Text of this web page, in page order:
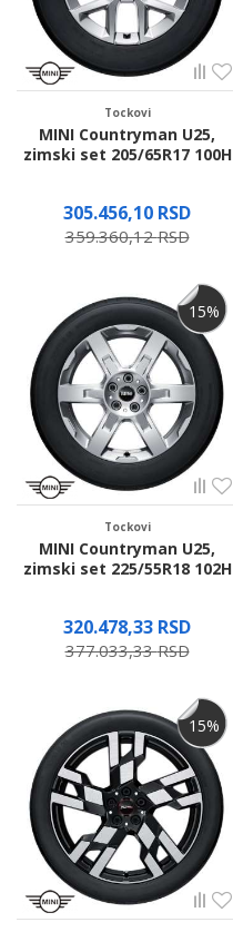
Tockovi
MINI Countryman U25,
zimski set 205/65R17 100H
305.456,10 RSD
359.360,12RSD
15%
Tockovi
MINI Countryman U25,
zimski set 225/55R18 102H
320.478,33 RSD
377.033,33RSD
15%